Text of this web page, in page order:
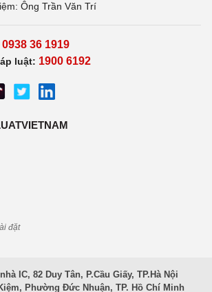
Ông Trần Văn Trí
0938 36 1919
luật: 1900 6192
đặt
IC, 82 Duy Tân, P.Cầu Giấy, TP.Hà Nội
Phường Đức Nhuận, TP. Hồ Chí Minh